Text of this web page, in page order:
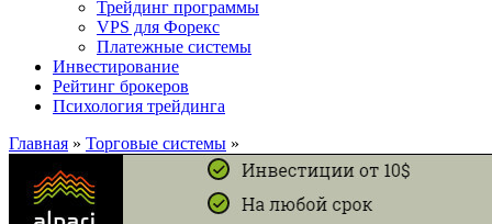
Трейдинг программы
VPS для Форекс
Платежные системы
Инвестирование
Рейтинг брокеров
Психология трейдинга
Главная » Торговые системы »